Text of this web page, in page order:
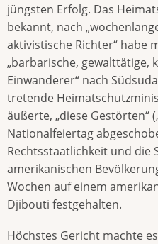
jüngsten Erfolg. Das
bekannt, nach
aktivistische Richter“ habe
„barbarische, gewalttätige,
Einwanderer“ nach
tretende
äußerte, „diese Gestörten“
Nationalfeiertag
Rechtsstaatlichkeit und die
amerikanischen
Wochen auf ei­nem
Djibouti festgehalten.
Höchstes Gericht machte